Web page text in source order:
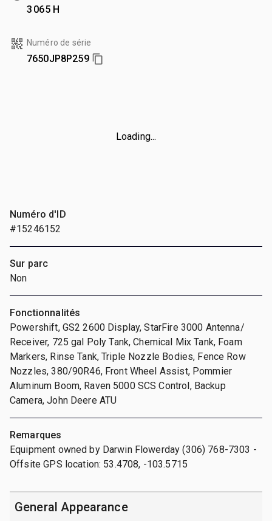
3 065 H
Numéro de série
7650JP8P259
Loading...
Numéro d'ID
#15246152
Sur parc
Non
Fonctionnalités
Powershift, GS2 2600 Display, StarFire 3000 Antenna/
Receiver, 725 gal Poly Tank, Chemical Mix Tank, Foam
Markers, Rinse Tank, Triple Nozzle Bodies, Fence Row
Nozzles, 380/90R46, Front Wheel Assist, Pommier
Aluminum Boom, Raven 5000 SCS Control, Backup
Camera, John Deere ATU
Remarques
Equipment owned by Darwin Flowerday (306) 768-7303 -
Offsite GPS location: 53.4708, -103.5715
General Appearance